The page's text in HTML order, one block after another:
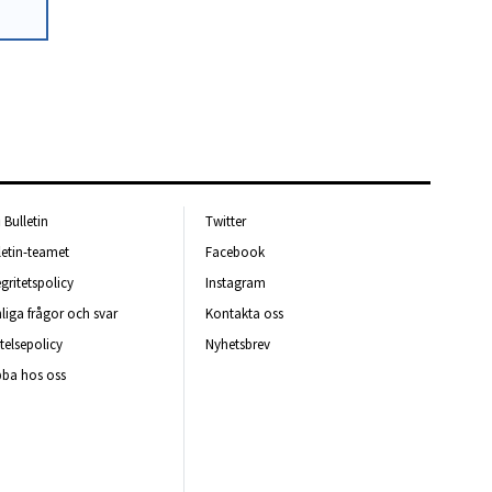
Bulletin
teamet
frågor och svar
hos oss
Twitter
Facebook
Instagram
Kontakta oss
Nyhetsbrev